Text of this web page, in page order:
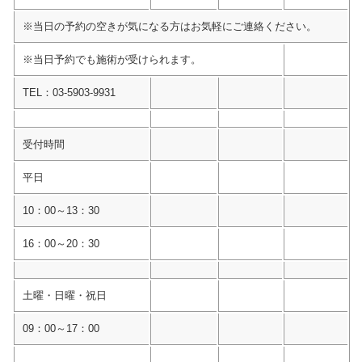
※当日の予約の空きが気になる方はお気軽にご連絡ください。
※当日予約でも施術が受けられます。
TEL：03-5903-9931
受付時間
平日
10：00～13：30
16：00～20：30
土曜・日曜・祝日
09：00～17：00